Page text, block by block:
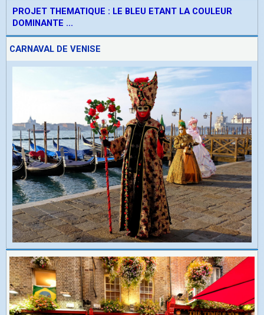
PROJET THEMATIQUE : LE BLEU ETANT LA COULEUR
DOMINANTE ...
CARNAVAL DE VENISE